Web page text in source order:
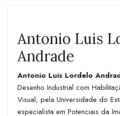
Antonio Luis
Andrade
Antonio Luis Lordelo
Desenho Industrial com
Visual, pela Universidade do
especialista em Potenciais da